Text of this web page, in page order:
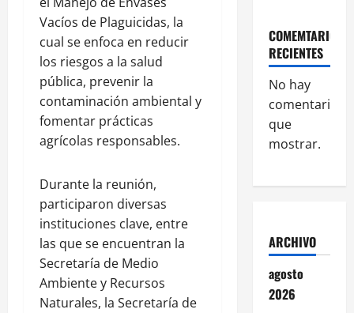
Vacíos de Plaguicidas, la
cual se enfoca en reducir
los riesgos a la salud
pública, prevenir la
contaminación ambiental y
fomentar prácticas
agrícolas responsables.
Durante la reunión,
participaron diversas
instituciones clave, entre
las que se encuentran la
Secretaría de Medio
Ambiente y Recursos
Naturales, la Secretaría de
COMEMTARIOS
RECIENTES
No hay
comentarios
que
mostrar.
ARCHIVO
agosto
2026